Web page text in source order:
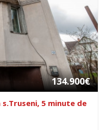
134.900€
s.Truseni, 5 minute de